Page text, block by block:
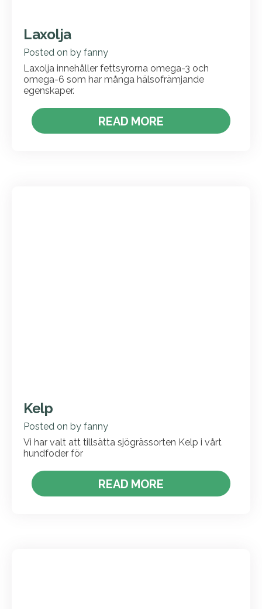
Laxolja
Posted on by fanny
Laxolja innehåller fettsyrorna omega-3 och
omega-6 som har många hälsofrämjande
egenskaper.
READ MORE
Kelp
Posted on by fanny
Vi har valt att tillsätta sjögrässorten Kelp i vårt
hundfoder för
READ MORE